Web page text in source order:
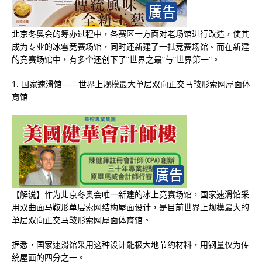
北京冬奥会的筹办过程中，各赛区一方面对老场馆进行改造，使其
成为专业的冰雪竞赛场馆，同时还新建了一批竞赛场馆。而在新建
的竞赛场馆中，有多个还创下了“世界之最”与“世界第一”。
1. 国家速滑馆——世界上规模最大单层双向正交马鞍形索网屋面体
育馆
【解说】作为北京冬奥会唯一新建的冰上竞赛场馆，国家速滑馆采
用双曲面马鞍形单层索网结构屋面设计，是目前世界上规模最大的
单层双向正交马鞍形索网屋面体育馆。
据悉，国家速滑馆采用这种设计能极大地节约材料，用钢量仅为传
统屋面的四分之一。